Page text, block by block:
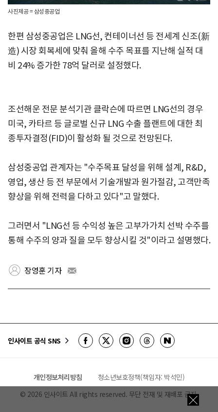
사진제공 = 삼성중공업
한편 삼성중공업은 LNG선, 컨테이너선 등 전세계 신조(新
造) 시장 회복세에 맞춰 올해 수주 목표를 지난해 실적 대
비 24% 증가한 78억 달러로 설정했다.
조선해운 전문 분석기관 클락슨에 따르면 LNG선의 경우
미국, 카타르 등 글로벌 신규 LNG 수출 플랜트에 대한 최
종투자결정(FID)이 활성화 될 것으로 전망된다.
삼성중공업 관계자는 "수주목표 달성을 위해 설계, R&D,
영업, 생산 등 전 부문에서 기술개발과 원가절감, 고객만족
향상을 위해 전력을 다하고 있다"고 말했다.
그러면서 "LNG선 등 수익성 높은 고부가가치 선박 수주를
통해 수주의 양과 질을 모두 향상시킬 것"이라고 설명했다.
장영훈 기자
인사이트 공식 SNS
개인정보처리방침
청소년보호정책(책임자: 박석민)
© 2026 인사이트 All rights reserved. 무단 전재 및 재배포 금지.